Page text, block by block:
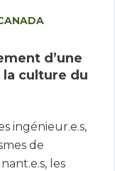
d’une
culture du
ingénieur.e.s,
de
les